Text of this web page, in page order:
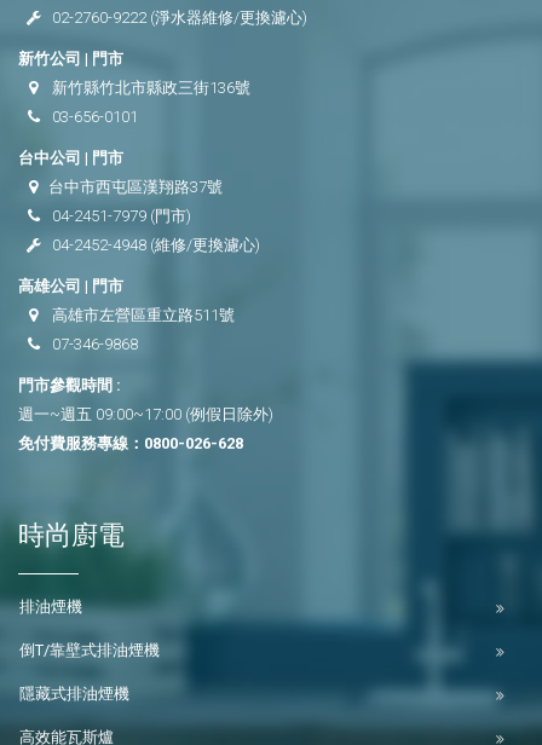
02-2760-9222(淨水器維修/更換濾心)
新竹公司 | 門市
新竹縣竹北市縣政三街136號
03-656-0101
台中公司 | 門市
台中市西屯區漢翔路37號
04-2451-7979 (門市)
04-2452-4948 (維修/更換濾心)
高雄公司 | 門市
高雄市左營區重立路511號
07-346-9868
門市參觀時間 :
週一~週五 09:00~17:00 (例假日除外)
免付費服務專線： 0800-026-628
時尚廚電
排油煙機
倒T/靠壁式排油煙機
隱藏式排油煙機
高效能瓦斯爐